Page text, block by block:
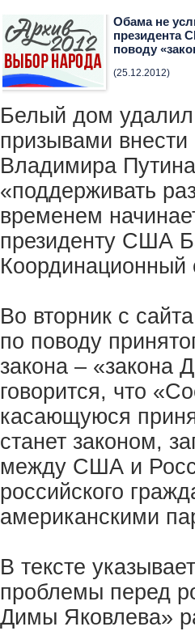
Обама не
президента
поводу
(25.12.2012)
Белый дом удалил
призывами внести
Владимира
«поддерживать
временем
президенту США
Координационный
Во вторник с
по поводу
закона – «закона
говорится, что
касающуюся
станет законом,
между США и
российского
американскими
В тексте
проблемы перед
Димы Яковлева»